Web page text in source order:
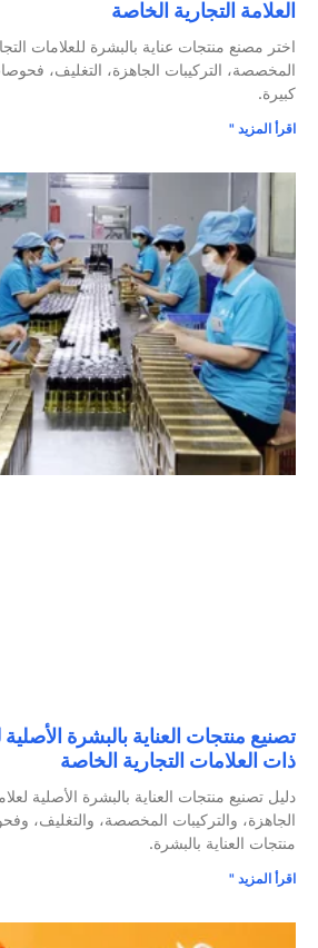
العلامة التجارية الخاصة
اختر مصنع منتجات عناية بالبشرة للعلامات
المخصصة، التركيبات الجاهزة، التغليف،
كبيرة.
اقرأ المزيد "
تصنيع منتجات العناية بالبشرة
ذات العلامات التجارية الخاصة
دليل تصنيع منتجات العناية بالبشرة الأصلية
الجاهزة، والتركيبات المخصصة، والتغليف،
منتجات العناية بالبشرة.
اقرأ المزيد "